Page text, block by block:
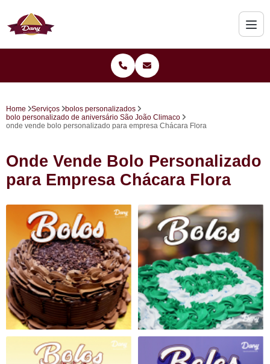
Home Serviços
bolos personalizados
bolo personalizado de aniversário São João Climaco
onde vende bolo personalizado para empresa Chácara Flora
Onde Vende Bolo Personalizado
para Empresa Chácara Flora